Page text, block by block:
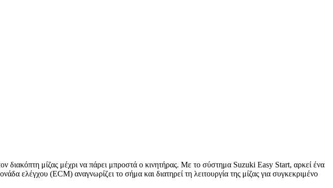
διακόπτη μίζας μέχρι να πάρει μπροστά ο κινητήρας. Με το σύστημα Suzuki Easy Start, αρκεί ένα
ελέγχου (ECM) αναγνωρίζει το σήμα και διατηρεί τη λειτουργία της μίζας για συγκεκριμένο